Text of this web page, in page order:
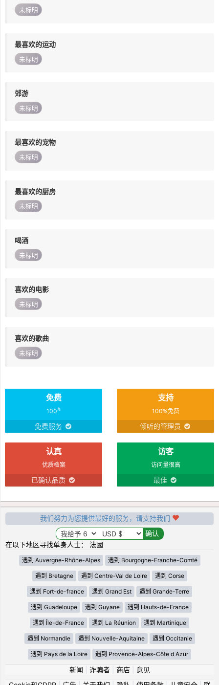
未标明
最喜欢的运动
未标明
郊游
未标明
最喜欢的宠物
未标明
最喜欢的厨房
未标明
喝酒
未标明
喜欢的电影
未标明
喜欢的歌曲
未标明
免费
100%
免费服务
支持
100%免费
倾听的管理员
认真
优质档案
已确认品质
访客
访问量很高
最佳
我们努力为您提供最好的服务，请支持我们
在以下地区寻找单身人士： 法國
遇到 Auvergne-Rhône-Alpes 遇到 Bourgogne-Franche-Comté
遇到 Bretagne 遇到 Centre-Val de Loire 遇到 Corse
遇到 Fort-de-france 遇到 Grand Est 遇到 Grande-Terre
遇到 Guadeloupe 遇到 Guyane 遇到 Hauts-de-France
遇到 Île-de-France 遇到 La Réunion 遇到 Martinique
遇到 Normandie 遇到 Nouvelle-Aquitaine 遇到 Occitanie
遇到 Pays de la Loire 遇到 Provence-Alpes-Côte d Azur
新闻 诈骗者| 商店| 意见